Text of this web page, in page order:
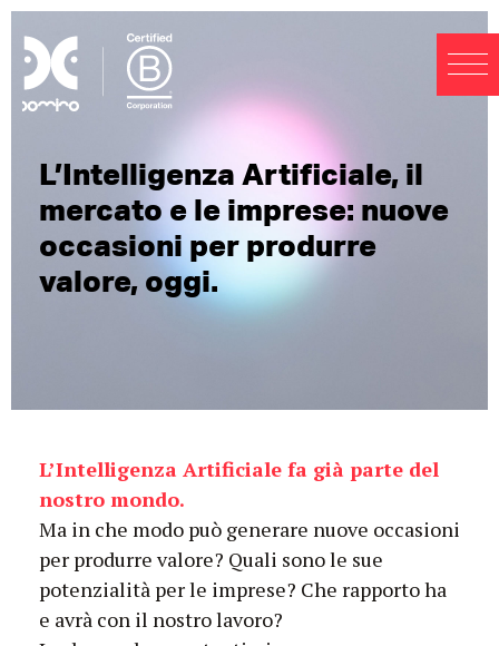
L’Intelligenza Artificiale, il
mercato e le imprese: nuove
occasioni per produrre
valore, oggi.
L’Intelligenza Artificiale fa già parte del
nostro mondo.
Ma in che modo può generare nuove occasioni
per produrre valore? Quali sono le sue
potenzialità per le imprese? Che rapporto ha
e avrà con il nostro lavoro?